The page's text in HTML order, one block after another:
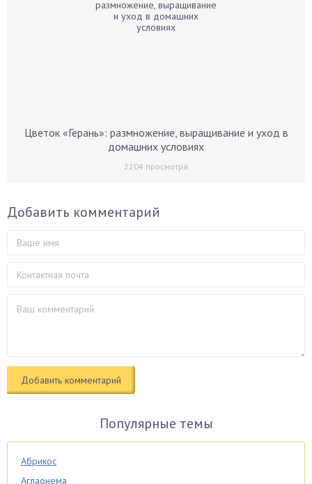
Цветок «Герань»: размножение, выращивание и уход в
домашних условиях
2204 просмотра
Добавить комментарий
Популярные темы
Абрикос
Аглаонема